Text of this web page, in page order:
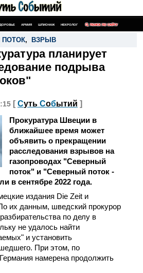
АРМИЯ ШПИОНАЖ НЕКРОЛОГ ПОИСК ПО САЙТУ
, ВЗРЫВ
планирует
подрыва
[ Суть Событий ]
Прокуратура Швеции в
ближайшее время может
объявить о прекращении
расследования взрывов на
газопроводах "Северный
поток" и "Северный поток -
в сентябре 2022 года.
издания Die Zeit и
их данным, шведский прокурор
по делу в
не удалось найти
и установить
При этом, по
намерена продолжить